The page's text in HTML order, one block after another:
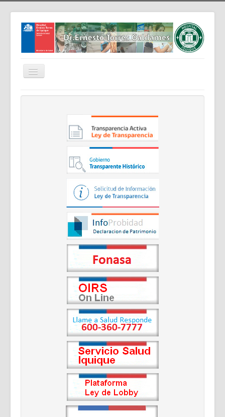
Cambiar
navegación
Home
Trabaja Con Nosotros
Gestión de Personas
Documentos Destacados